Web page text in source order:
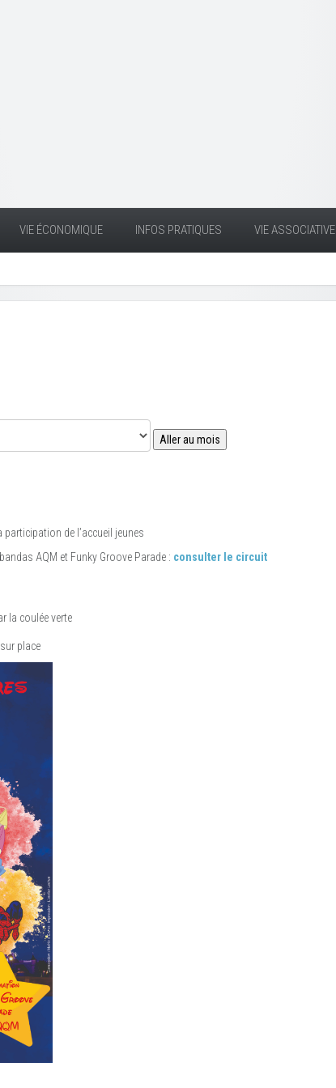
VIE ÉCONOMIQUE INFOS PRATIQUES VIE ASSOCIATIVE
Aller au mois
de l’accueil jeunes
AQM et Funky Groove Parade : consulter le circuit
la coulée verte
place